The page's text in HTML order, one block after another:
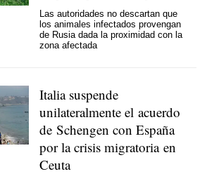
Las autoridades no descartan que
los animales infectados provengan
de Rusia dada la proximidad con la
zona afectada
Italia suspende
unilateralmente el acuerdo
de Schengen con España
por la crisis migratoria en
Ceuta